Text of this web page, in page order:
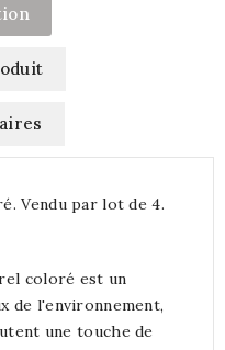
Vendu par lot de 4.
coloré est un
de l'environnement,
une touche de